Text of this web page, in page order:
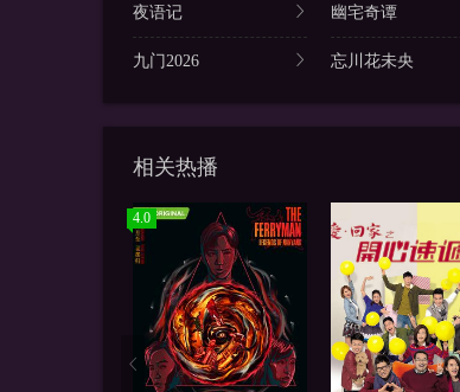
夜语记 幽宅奇谭
九门2026 忘川花未央
相关热播
4.0